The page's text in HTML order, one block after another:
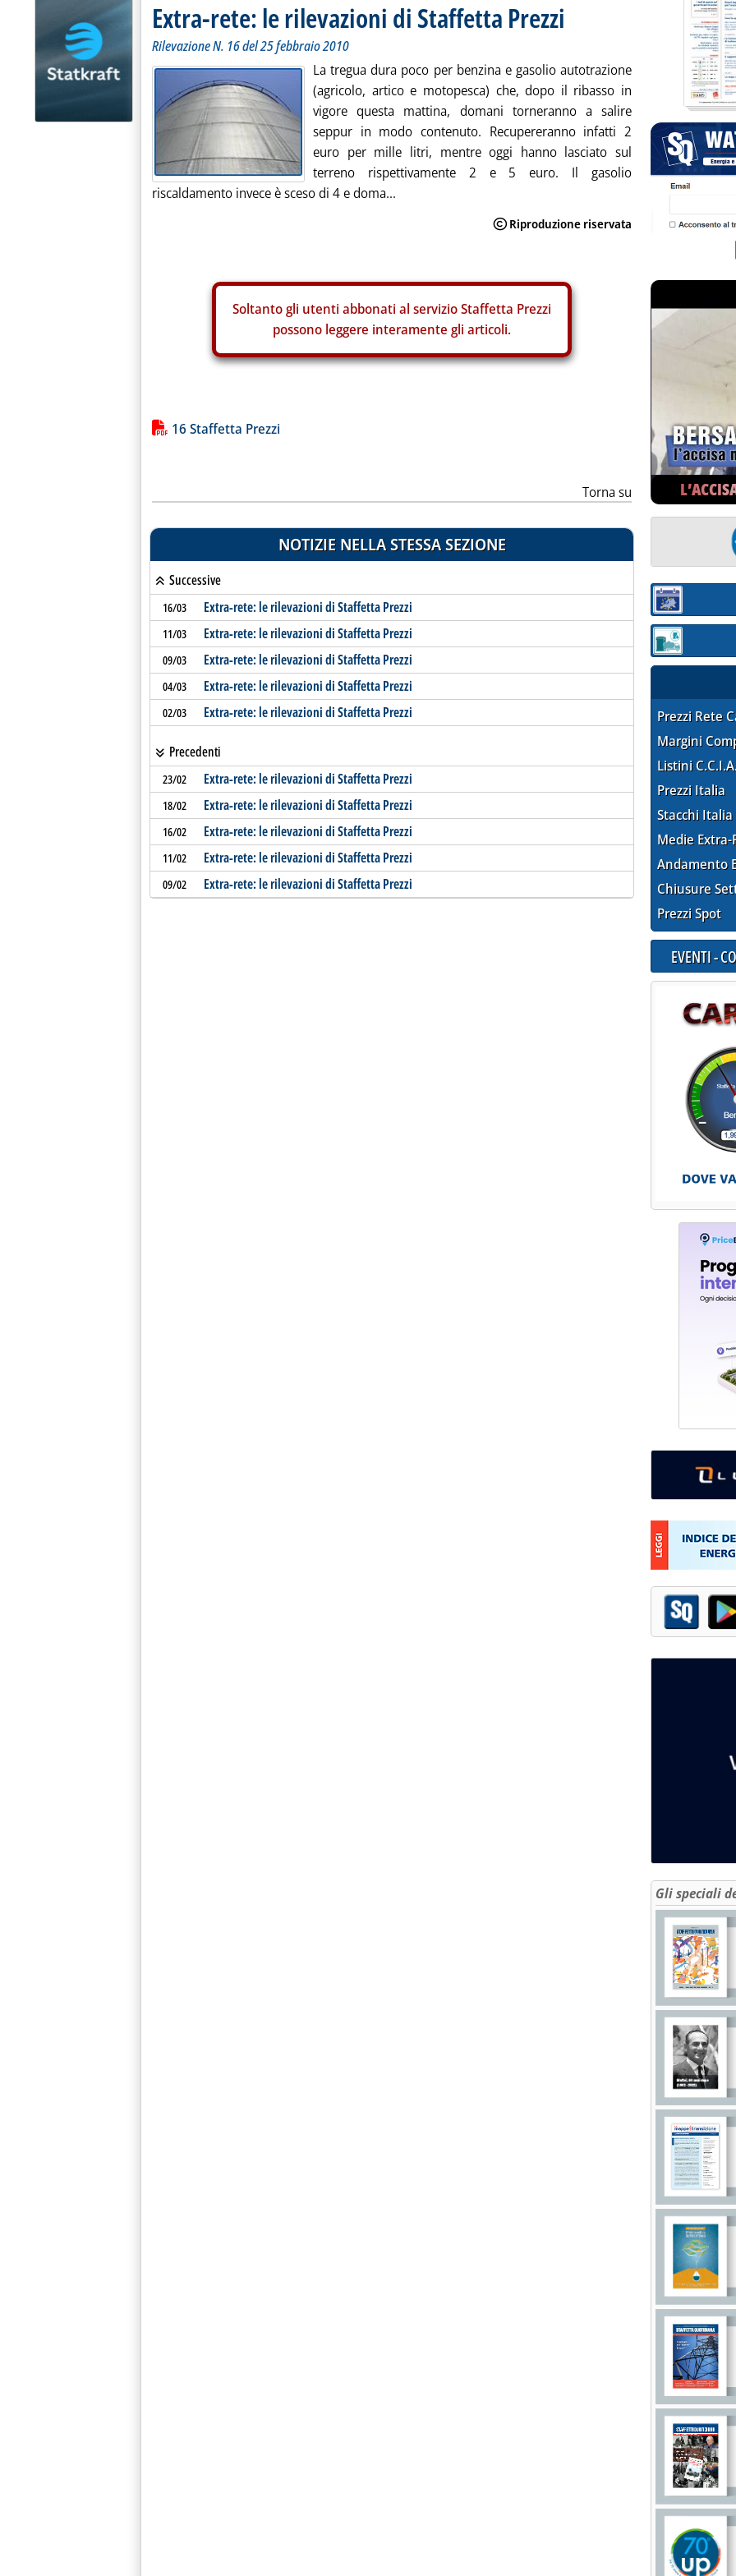
Extra-rete: le rilevazioni di Staffetta Prezzi
Rilevazione N. 16 del 25 febbraio 2010
La tregua dura poco per benzina e gasolio autotrazione
(agricolo, artico e motopesca) che, dopo il ribasso in
vigore questa mattina, domani torneranno a salire
seppur in modo contenuto. Recupereranno infatti 2
euro per mille litri, mentre oggi hanno lasciato sul
terreno rispettivamente 2 e 5 euro. Il gasolio
riscaldamento invece è sceso di 4 e doma...
Soltanto gli utenti abbonati al servizio Staffetta Prezzi
possono leggere interamente gli articoli.
Lista allegati PDF alla notizia
16 Staffetta Prezzi
Torna su
NOTIZIE NELLA STESSA SEZIONE
Successive
16/03 Extra-rete: le rilevazioni di Staffetta Prezzi
11/03 Extra-rete: le rilevazioni di Staffetta Prezzi
09/03 Extra-rete: le rilevazioni di Staffetta Prezzi
04/03 Extra-rete: le rilevazioni di Staffetta Prezzi
02/03 Extra-rete: le rilevazioni di Staffetta Prezzi
Precedenti
23/02 Extra-rete: le rilevazioni di Staffetta Prezzi
18/02 Extra-rete: le rilevazioni di Staffetta Prezzi
16/02 Extra-rete: le rilevazioni di Staffetta Prezzi
11/02 Extra-rete: le rilevazioni di Staffetta Prezzi
09/02 Extra-rete: le rilevazioni di Staffetta Prezzi
Sezione:
Sezione:
Prezzi Rete
Margini
Listini
Prezzi Italia
Stacchi Italia
Medie Extra-
Andamento
Chiusure
Prezzi Spot
EVENTI -
Gli speciali